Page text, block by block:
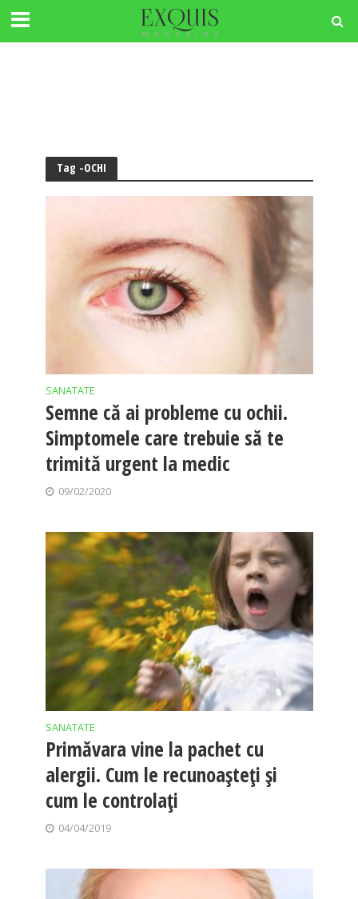
Tag -OCHI
SANATATE
Semne că ai probleme cu ochii.
Simptomele care trebuie să te
trimită urgent la medic
09/02/2020
SANATATE
Primăvara vine la pachet cu
alergii. Cum le recunoașteți și
cum le controlați
04/04/2019